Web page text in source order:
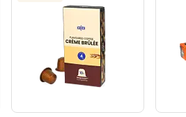
koneisiin
koneisiin Nespresso®-